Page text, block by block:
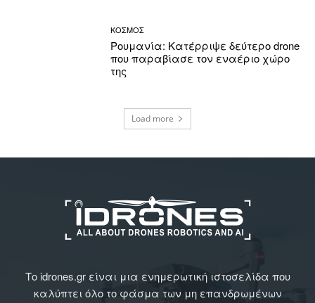
ΚΟΣΜΟΣ
Ρουμανία: Κατέρριψε δεύτερο drone
που παραβίασε τον εναέριο χώρο
της
Load more
Το idrones.gr είναι μια ενημερωτική ιστοσελίδα που
καλύπτει όλο το φάσμα των μη επανδρωμένων